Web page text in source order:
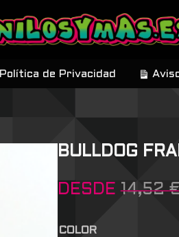
Política de Privacidad
BULLDOG
DESDE 14,52
COLOR